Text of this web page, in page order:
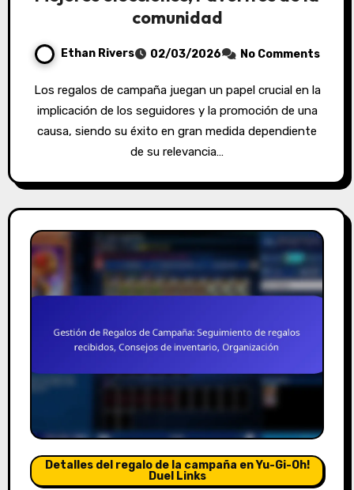
comunidad
Ethan Rivers 02/03/2026 No Comments
Los regalos de campaña juegan un papel crucial en la
implicación de los seguidores y la promoción de una
causa, siendo su éxito en gran medida dependiente
de su relevancia…
Detalles del regalo de la campaña en Yu-Gi-Oh!
Duel Links